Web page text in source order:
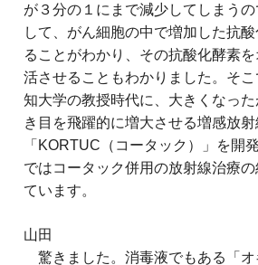
が３分の１にまで減少してしまう
して、がん細胞の中で増加した抗
ることがわかり、その抗酸化酵素
活させることもわかりました。そ
知大学の教授時代に、大きくなっ
き目を飛躍的に増大させる増感放
「KORTUC（コータック）」を開
ではコータック併用の放射線治療
ています。
山田
驚きました。消毒液でもある「オ